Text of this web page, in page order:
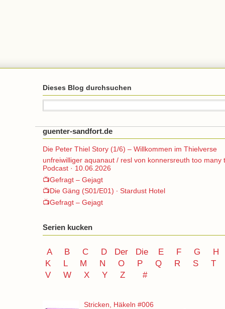
Dieses Blog durchsuchen
guenter-sandfort.de
Die Peter Thiel Story (1/6) – Willkommen im Thielverse
unfreiwilliger aquanaut / resl von konnersreuth too many
Podcast · 10.06.2026
📺Gefragt – Gejagt
📺Die Gäng (S01/E01) ∙ Stardust Hotel
📺Gefragt – Gejagt
Serien kucken
A B C D Der Die E F G
H
K
L M N O P Q R S
T
V
W X Y Z #
Stricken, Häkeln #006